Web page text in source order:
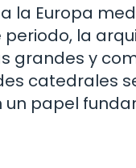
la Europa
la
grandes y
catedrales
un papel